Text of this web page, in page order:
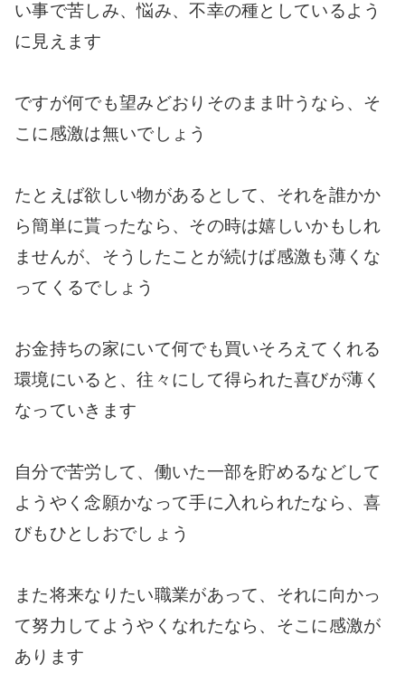
い事で苦しみ、悩み、不幸の種としているよう
に見えます
ですが何でも望みどおりそのまま叶うなら、そ
こに感激は無いでしょう
たとえば欲しい物があるとして、それを誰かか
ら簡単に貰ったなら、その時は嬉しいかもしれ
ませんが、そうしたことが続けば感激も薄くな
ってくるでしょう
お金持ちの家にいて何でも買いそろえてくれる
環境にいると、往々にして得られた喜びが薄く
なっていきます
自分で苦労して、働いた一部を貯めるなどして
ようやく念願かなって手に入れられたなら、喜
びもひとしおでしょう
また将来なりたい職業があって、それに向かっ
て努力してようやくなれたなら、そこに感激が
あります